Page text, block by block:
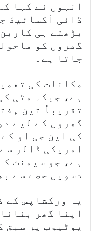
انہوں نے کہا
ڈائی آکسائیڈ
بڑھتے ہی
گھروں کو
جاتا ہے۔
مکانات کی
ہے، جبکہ مٹی
تقریباً تین
گھروں کے لیے
امریکی ڈالر
ہے، جو سیمنٹ
دسویں حصے سے
یہ ورکشاپس کے
اپنا گھر
یوٹیوب پر سبق